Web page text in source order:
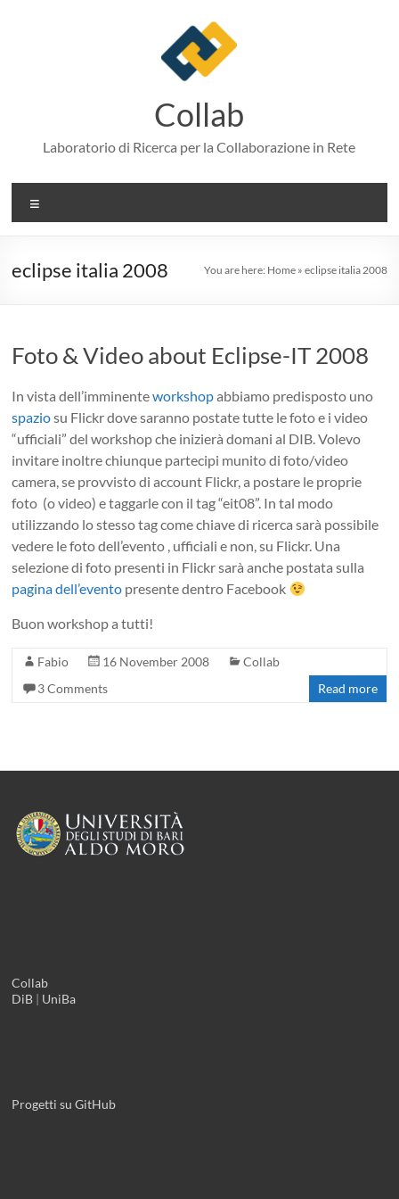
Collab
Laboratorio di Ricerca per la Collaborazione in Rete
eclipse italia 2008 You are here: Home» eclipse italia 2008
Foto & Video about Eclipse-IT 2008
In vista dell’imminenteworkshopabbiamo predisposto uno
spaziosu Flickr dove saranno postate tutte le foto e i video
“ufficiali” del workshop che inizierà domani al DIB. Volevo
invitare inoltre chiunque partecipi munito di foto/video
camera, se provvisto di account Flickr, a postare le proprie
foto (o video) e taggarle con il tag “eit08”. In tal modo
utilizzando lo stesso tag come chiave di ricerca sarà possibile
vedere le foto dell’evento , ufficiali e non, su Flickr. Una
selezione di foto presenti in Flickr sarà anche postata sulla
pagina dell’evento presente dentro Facebook
Buon workshop a tutti!
Fabio 16 November 2008
Collab
3 Comments
Read more
Collab
DiB | UniBa
Progetti su GitHub